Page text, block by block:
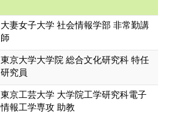
大妻女子大学 社会情報学部 非常勤講
師
東京大学大学院 総合文化研究科 特任
研究員
東京工芸大学 大学院工学研究科電子
情報工学専攻 助教